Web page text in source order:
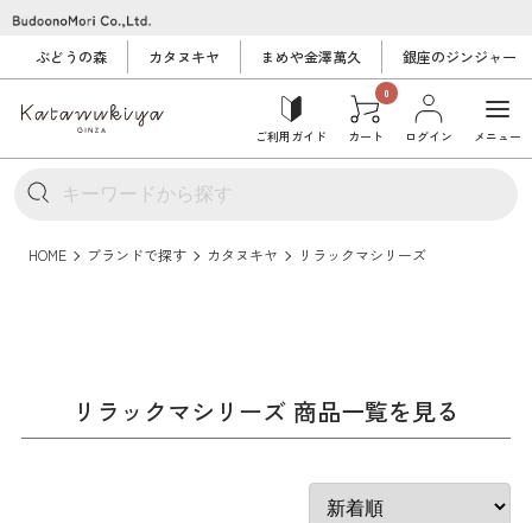
ぶどうの森 カタヌキヤ まめや金澤萬久 銀座のジンジャー
ご利用ガイド
0
カート ログイン メニュー
HOME ブランドで探す カタヌキヤ リラックマシリーズ
リラックマシリーズ 商品一覧を見る